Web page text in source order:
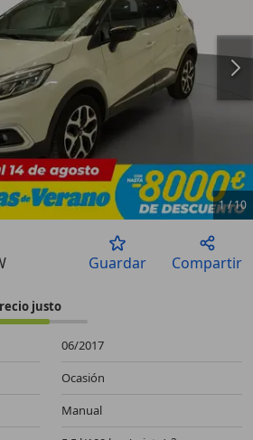
1/10
Guardar Compartir
justo
06/2017
Ocasión
Manual